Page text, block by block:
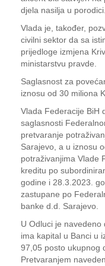
djela nasilja u porodici.
Vlada je, također,
civilni sektor da sa
prijedloge izmjena
ministarstvu pravde.
Saglasnost za
iznosu od 30 miliona
Vlada Federacije BiH
saglasnosti
pretvaranje
Sarajevo, a u iznosu
potraživanjima Vlade
kreditu po
godine i 28.3.2023.
zastupane po
banke d.d. Sarajevo.
U Odluci je
ima kapital u Banci u
97,05 posto ukupnog
Pretvaranjem